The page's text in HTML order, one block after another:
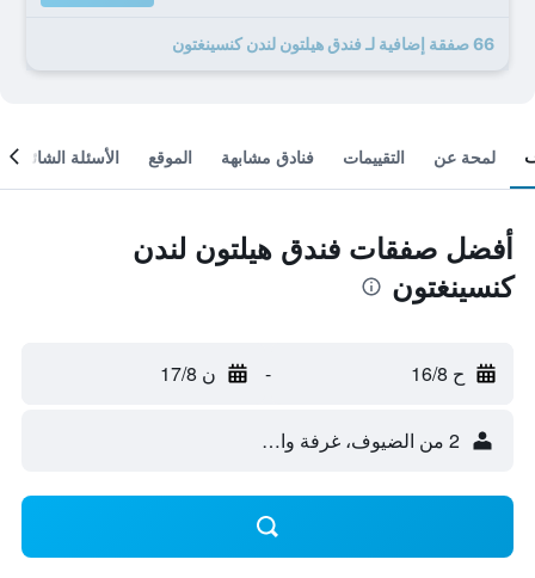
66 صفقة إضافية لـ فندق هيلتون لندن كنسينغتون
لمحة عن التقييمات فنادق مشابهة الموقع الأسئلة الشائعة
أفضل صفقات فندق هيلتون لندن
كنسينغتون
ح 16/8 - ن 17/8
2 من الضيوف، غرفة واحدة